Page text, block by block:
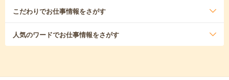
こだわりでお仕事情報をさがす
人気のワードでお仕事情報をさがす